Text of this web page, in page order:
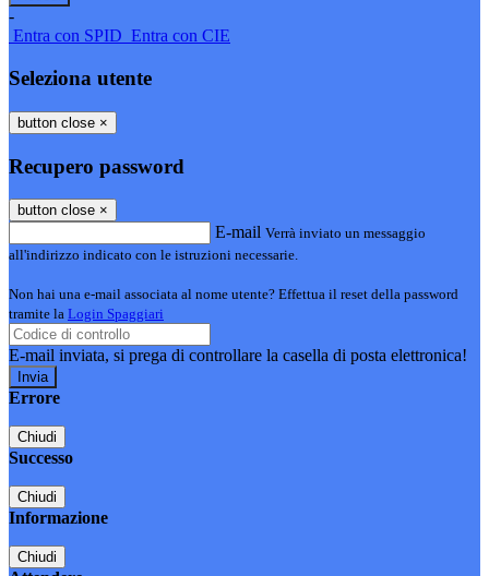
-
Entra con SPID Entra con CIE
Seleziona utente
button close ×
Recupero password
button close ×
E-mail Verrà inviato un messaggio
all'indirizzo indicato con le istruzioni necessarie.
Non hai una e-mail associata al nome utente? Effettua il reset della password
tramite la Login Spaggiari
E-mail inviata, si prega di controllare la casella di posta elettronica!
Errore
Chiudi
Successo
Chiudi
Informazione
Chiudi